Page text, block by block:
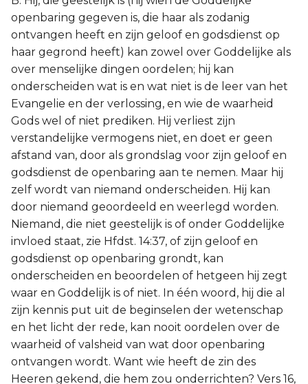
openbaring gegeven is, die haar als zodanig
ontvangen heeft en zijn geloof en godsdienst op
haar gegrond heeft) kan zowel over Goddelijke als
over menselijke dingen oordelen; hij kan
onderscheiden wat is en wat niet is de leer van het
Evangelie en der verlossing, en wie de waarheid
Gods wel of niet prediken. Hij verliest zijn
verstandelijke vermogens niet, en doet er geen
afstand van, door als grondslag voor zijn geloof en
godsdienst de openbaring aan te nemen. Maar hij
zelf wordt van niemand onderscheiden. Hij kan
door niemand geoordeeld en weerlegd worden.
Niemand, die niet geestelijk is of onder Goddelijke
invloed staat, zie Hfdst. 14:37, of zijn geloof en
godsdienst op openbaring grondt, kan
onderscheiden en beoordelen of hetgeen hij zegt
waar en Goddelijk is of niet. In één woord, hij die al
zijn kennis put uit de beginselen der wetenschap
en het licht der rede, kan nooit oordelen over de
waarheid of valsheid van wat door openbaring
ontvangen wordt. Want wie heeft de zin des
Heeren gekend, die hem zou onderrichten? Vers 16,